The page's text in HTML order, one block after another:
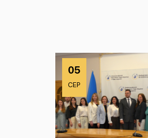
05
СЕР